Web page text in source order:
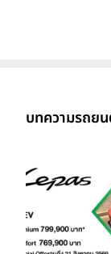
บทความรถย